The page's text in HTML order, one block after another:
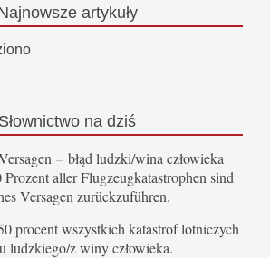
artykuły
Słownictwo na dziś
– błąd ludzki/wina człowieka
aller Flugzeugkatastrophen sind
Versagen zurückzuführen.
procent wszystkich katastrof lotniczych
ludzkiego/z winy człowieka.